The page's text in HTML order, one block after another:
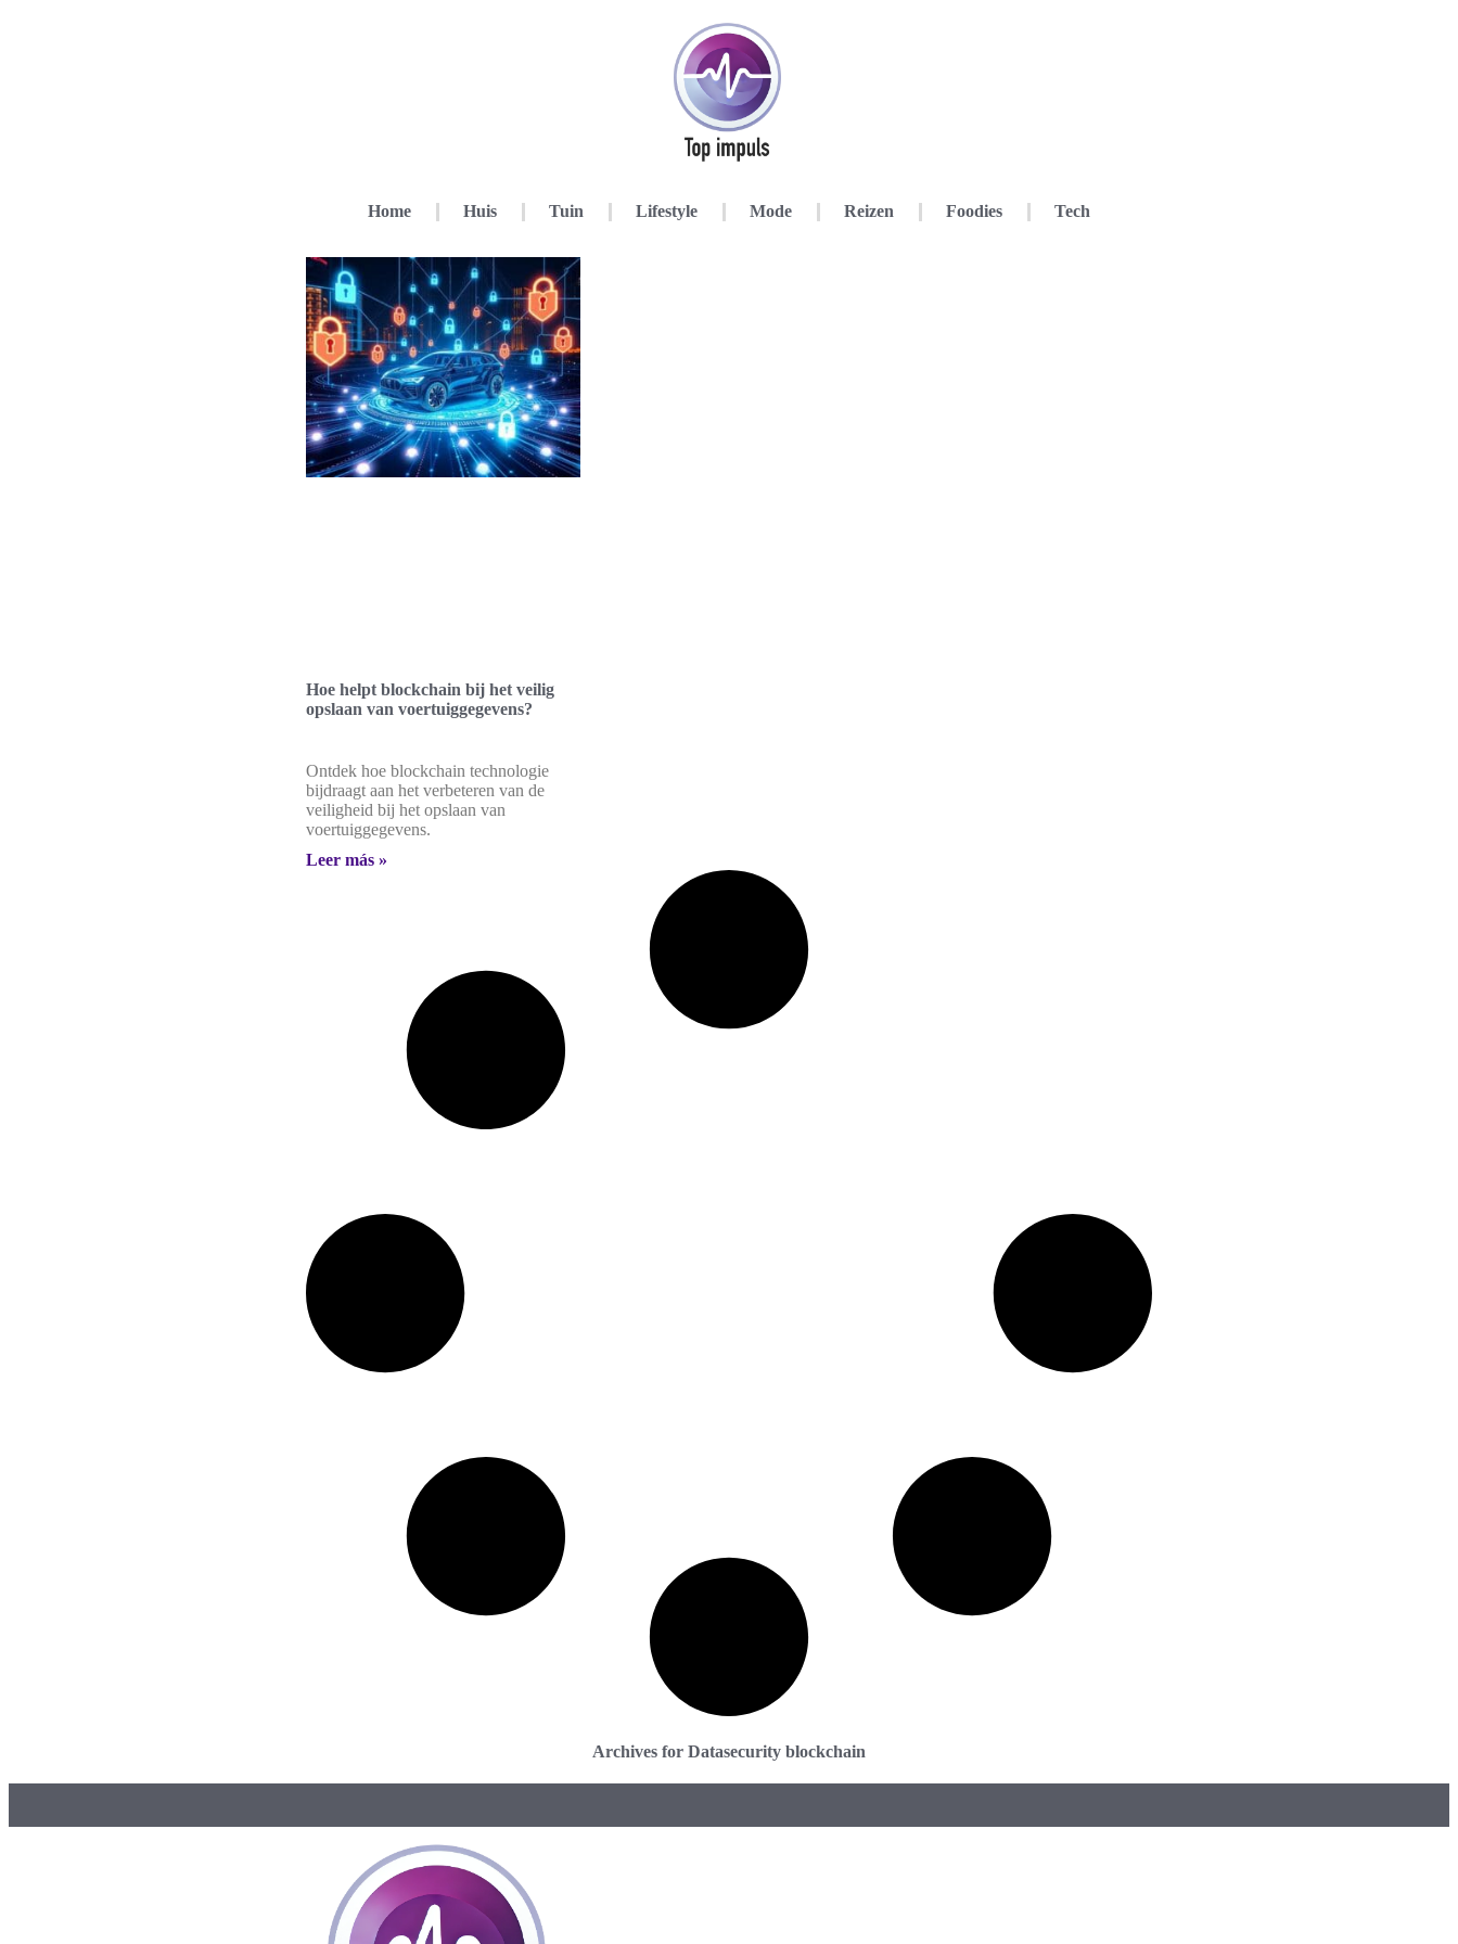
Home Huis Tuin Lifestyle Mode Reizen Foodies Tech
Hoe helpt blockchain bij het veilig
opslaan van voertuiggegevens?
Ontdek hoe blockchain technologie
bijdraagt aan het verbeteren van de
veiligheid bij het opslaan van
voertuiggegevens.
Leer más »
Archives for Datasecurity blockchain